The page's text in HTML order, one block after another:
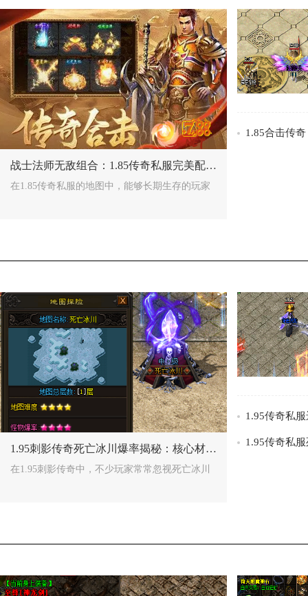
战士法师无敌组合：1.85传奇私服完美配合揭秘
在1.85传奇私服的地图中，能够长期生存的玩家
1.95刺影传奇死亡冰川爆率揭秘：核心材料碧云装备超高掉落！
在1.95刺影传奇中，不少玩家常常忽视死亡冰川